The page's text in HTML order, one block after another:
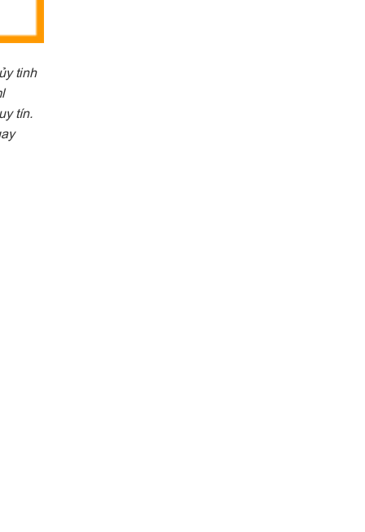
tinh
tín.